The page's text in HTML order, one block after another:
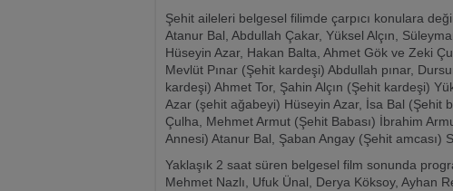
Şehit aileleri belgesel filimde çarpıcı konulara
Atanur Bal, Abdullah Çakar, Yüksel Alçın,
Hüseyin Azar, Hakan Balta, Ahmet Gök ve Zeki
Mevlüt Pınar (Şehit kardeşi) Abdullah pınar,
kardeşi) Ahmet Tor, Şahin Alçın (Şehit kardeşi)
Azar (şehit ağabeyi) Hüseyin Azar, İsa Bal (Şehit
Çulha, Mehmet Armut (Şehit Babası) İbrahim
Annesi) Atanur Bal, Şaban Angay (Şehit amcası)
Yaklaşık 2 saat süren belgesel film sonunda
Mehmet Nazlı, Ufuk Ünal, Derya Köksoy, Ayhan